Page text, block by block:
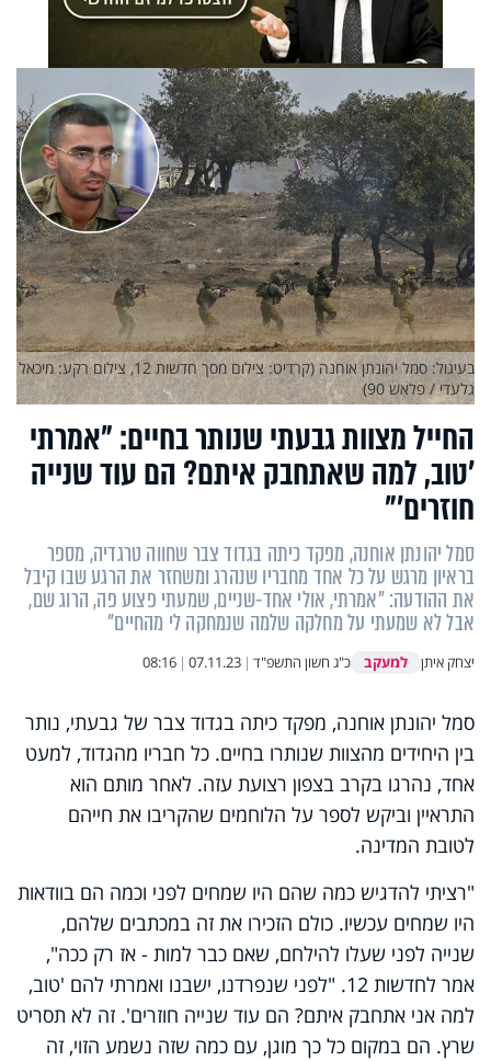
החייל מצוות גבעתי שנותר בחיים: "אמרתי
'טוב, למה שאתחבק איתם? הם עוד שנייה
חוזרים'"
סמל יהונתן אוחנה, מפקד כיתה בגדוד צבר שחווה טרגדיה, מספר
בראיון מרגש על כל אחד מחבריו שנהרג ומשחזר את הרגע שבו קיבל
את ההודעה: "אמרתי, אולי אחד-שניים, שמעתי פצוע פה, הרוג שם,
אבל לא שמעתי על מחלקה שלמה שנמחקה לי מהחיים"
יצחק איתן למעקב כ"ג חשון התשפ"ד |
07.11.23
|
08:16
בעיגול: סמל יהונתן אוחנה (קרדיט: צילום מסך חדשות 12, צילום רקע: מיכאל
גלעדי / פלאש 90)
סמל יהונתן אוחנה, מפקד כיתה בגדוד צבר של גבעתי, נותר
בין היחידים מהצוות שנותרו בחיים. כל חבריו מהגדוד, למעט
אחד, נהרגו בקרב בצפון רצועת עזה. לאחר מותם הוא
התראיין וביקש לספר על הלוחמים שהקריבו את חייהם
לטובת המדינה.
"רציתי להדגיש כמה שהם היו שמחים לפני וכמה הם בוודאות
היו שמחים עכשיו. כולם הזכירו את זה במכתבים שלהם,
שנייה לפני שעלו להילחם, שאם כבר למות - אז רק ככה",
אמר לחדשות 12. "לפני שנפרדנו, ישבנו ואמרתי להם 'טוב,
למה אני אתחבק איתם? הם עוד שנייה חוזרים'. זה לא תסריט
שרץ. הם במקום כל כך מוגן, עם כמה שזה נשמע הזוי, זה